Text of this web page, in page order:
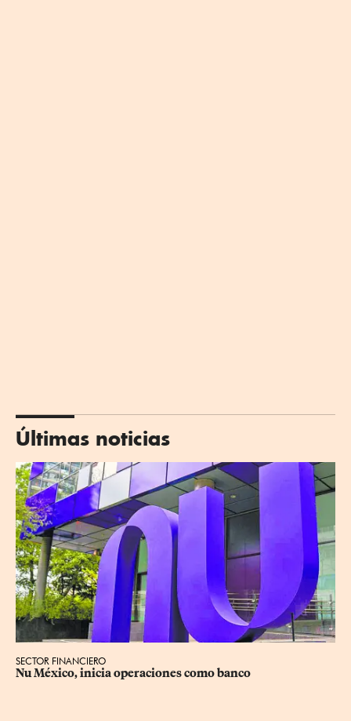
Últimas noticias
SECTOR FINANCIERO
Nu México, inicia operaciones como banco